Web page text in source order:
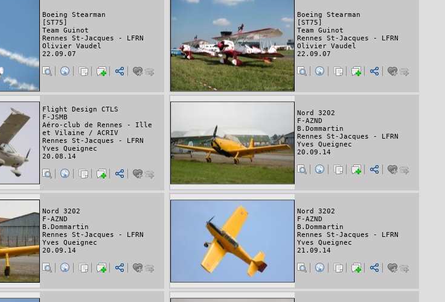
Boeing Stearman
[ST75]
Team Guinot
Rennes St-Jacques - LFRN
Olivier Vaudel
22.09.07
Boeing Stearman
[ST75]
Team Guinot
Rennes St-Jacques - LFRN
Olivier Vaudel
22.09.07
Flight Design CTLS
F-JSMB
Aéro-club de Rennes - Ille
et Vilaine / ACRIV
Rennes St-Jacques - LFRN
Yves Queignec
20.08.14
Nord 3202
F-AZND
B.Dommartin
Rennes St-Jacques - LFRN
Yves Queignec
20.09.14
Nord 3202
F-AZND
B.Dommartin
Rennes St-Jacques - LFRN
Yves Queignec
20.09.14
Nord 3202
F-AZND
B.Dommartin
Rennes St-Jacques - LFRN
Yves Queignec
21.09.14